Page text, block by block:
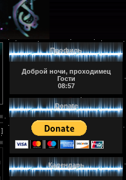
]
Профиль
Доброй ночи, проходимец
Гости
08:57
Donate
Календарь